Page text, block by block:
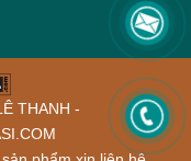
THANH -